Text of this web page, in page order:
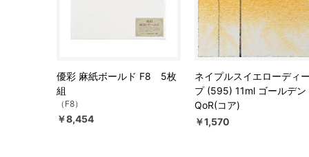
優彩 麻紙ボールド F8 5枚
組
（F8）
￥8,454
ネイプルスイエローディ
プ (595) 11ml ゴールデン
QoR(コア)
￥1,570